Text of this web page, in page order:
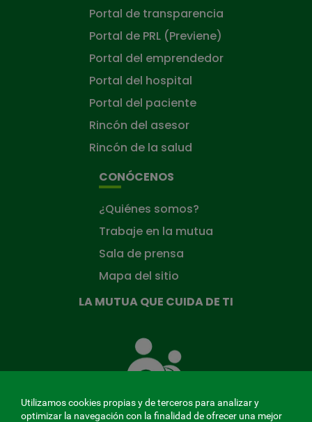
Portal de transparencia
Portal de PRL (Previene)
Portal del emprendedor
Portal del hospital
Portal del paciente
Rincón del asesor
Rincón de la salud
CONÓCENOS
¿Quiénes somos?
Trabaje en la mutua
Sala de prensa
Mapa del sitio
LA MUTUA QUE CUIDA DE TI
Mutua
que
ti
Utilizamos cookies propias y de terceros para analizar y
optimizar la navegación con la finalidad de ofrecer una mejor